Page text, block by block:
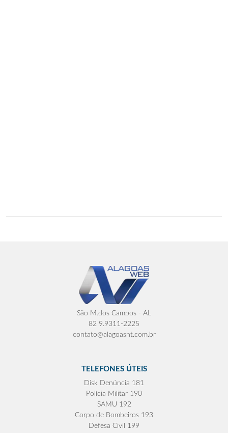
São M.dos Campos - AL
82 9.9311-2225
contato@alagoasnt.com.br
TELEFONES ÚTEIS
Disk Denúncia 181
Polícia Militar 190
SAMU 192
Corpo de Bombeiros 193
Defesa Civil 199